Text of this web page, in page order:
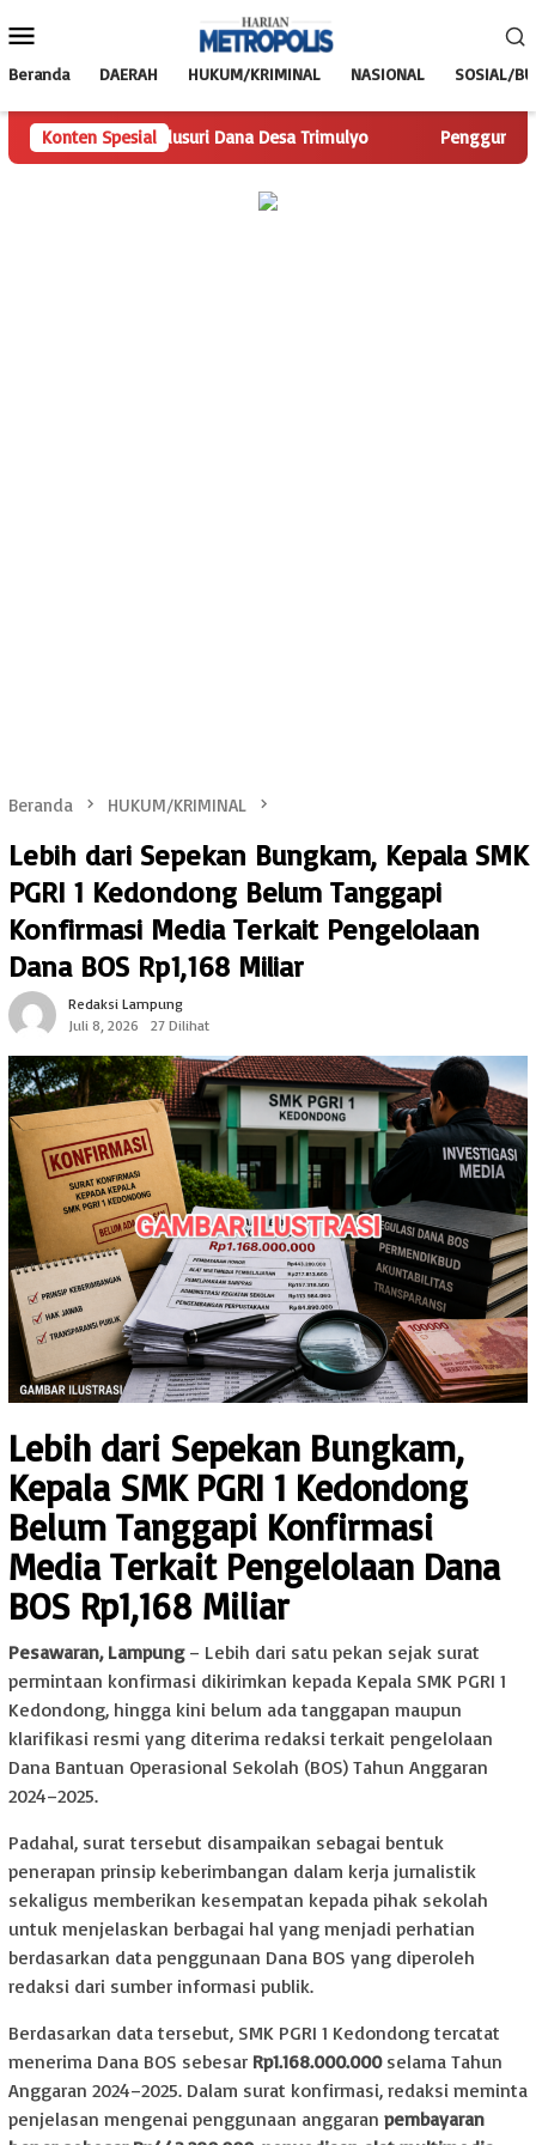
ke
Mobile
Beranda DAERAH HUKUM/KRIMINAL NASIONAL SOSIAL/
Konten Spesial
Telusuri Dana Desa Trimulyo Pengguna Jalan
Beranda HUKUM/KRIMINAL
Lebih dari Sepekan Bungkam, Kepala SMK
PGRI 1 Kedondong Belum Tanggapi
Konfirmasi Media Terkait Pengelolaan
Dana BOS Rp1,168 Miliar
Redaksi Lampung
Juli 8, 2026
27 Dilihat
Lebih dari Sepekan Bungkam,
Kepala SMK PGRI 1 Kedondong
Belum Tanggapi Konfirmasi
Media Terkait Pengelolaan Dana
BOS Rp1,168 Miliar
Pesawaran, Lampung– Lebih dari satu pekan sejak surat
permintaan konfirmasi dikirimkan kepada Kepala SMK PGRI 1
Kedondong, hingga kini belum ada tanggapan maupun
klarifikasi resmi yang diterima redaksi terkait pengelolaan
Dana Bantuan Operasional Sekolah (BOS) Tahun Anggaran
2024–2025.
Padahal, surat tersebut disampaikan sebagai bentuk
penerapan prinsip keberimbangan dalam kerja jurnalistik
sekaligus memberikan kesempatan kepada pihak sekolah
untuk menjelaskan berbagai hal yang menjadi perhatian
berdasarkan data penggunaan Dana BOS yang diperoleh
redaksi dari sumber informasi publik.
Berdasarkan data tersebut, SMK PGRI 1 Kedondong tercatat
menerima Dana BOS sebesar Rp1.168.000.000selama Tahun
Anggaran 2024–2025. Dalam surat konfirmasi, redaksi meminta
penjelasan mengenai penggunaan anggaran pembayaran